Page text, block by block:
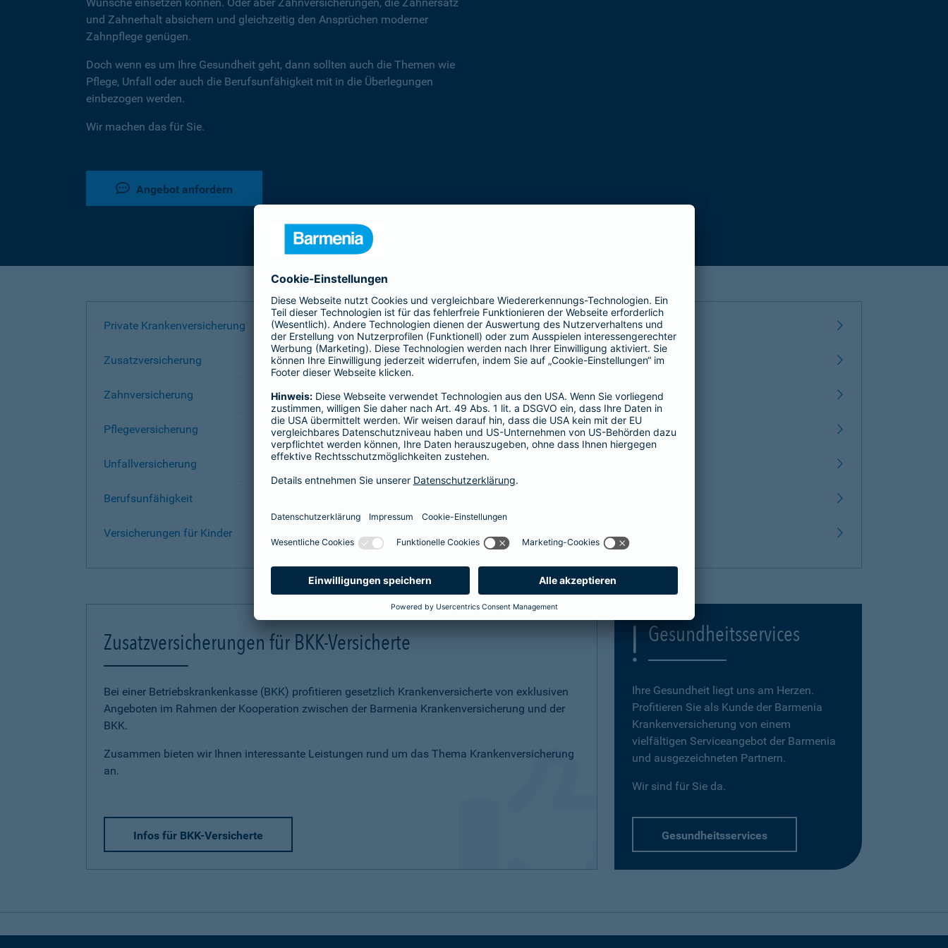
und Zahnerhalt absichern und gleichzeitig den Ansprüchen moderner
Zahnpflege genügen.
Doch wenn es um Ihre Gesundheit geht, dann sollten auch die Themen wie
Pflege, Unfall oder auch die Berufsunfähigkeit mit in die Überlegungen
einbezogen werden.
Wir machen das für Sie.
Angebot anfordern
Private Krankenversicherung
Zusatzversicherung
Zahnversicherung
Pflegeversicherung
Unfallversicherung
Berufsunfähigkeit
Versicherungen für Kinder
Zusatzversicherungen für BKK-Versicherte
Bei einer Betriebskrankenkasse (BKK) profitieren gesetzlich Krankenversicherte von exklusiven
Angeboten im Rahmen der Kooperation zwischen der Barmenia Krankenversicherung und der
BKK.
Zusammen bieten wir Ihnen interessante Leistungen rund um das Thema Krankenversicherung
an.
Infos für BKK-Versicherte
Gesundheitsservices
Ihre Gesundheit liegt uns am Herzen.
Profitieren Sie als Kunde der Barmenia
Krankenversicherung von einem
vielfältigen Serviceangebot der Barmenia
und ausgezeichneten Partnern.
Wir sind für Sie da.
Gesundheitsservices